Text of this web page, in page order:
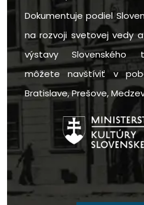
Dokumentuje podiel
na rozvoji svetovej vedy
výstavy Slovenského
môžete navštíviť v
Bratislave, Prešove,